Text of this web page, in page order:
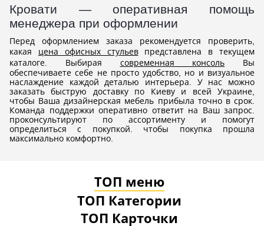
Кровати — оперативная помощь
менеджера при оформлении
Перед оформлением заказа рекомендуется проверить,
какая цена офисных стульевпредставлена в текущем
каталоге. Выбирая современная консоль Вы
обеспечиваете себе не просто удобство, но и визуальное
наслаждение каждой деталью интерьера. У нас можно
заказать быструю доставку по Киеву и всей Украине,
чтобы Ваша дизайнерская мебель прибыла точно в срок.
Команда поддержки оперативно ответит на Ваш запрос.
проконсультируют по ассортименту и помогут
определиться с покупкой. чтобы покупка прошла
максимально комфортно.
ТОП меню
ТОП Категории
ТОП Карточки